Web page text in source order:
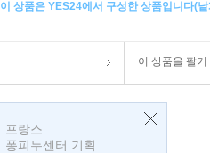
이 상품은 YES24에서 구성한 상품입니다(
이 상품을 팔기
프랑스
퐁피두센터 기획